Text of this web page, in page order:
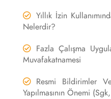
Yıllık İzin
Nelerdir?
Fazla Çalışma
Muvafakatnamesi
Resmi Bildirimler
Yapılmasının Önemi